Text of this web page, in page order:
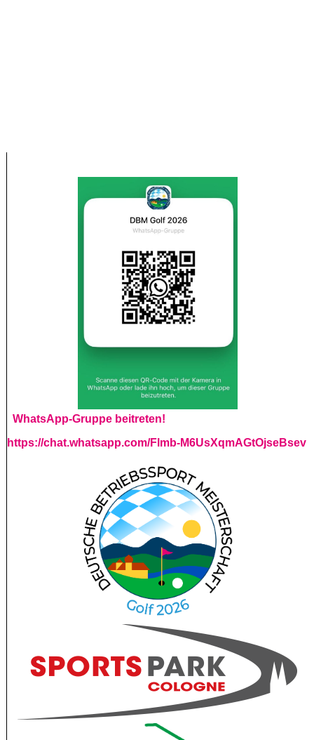
WhatsApp-Gruppe beitreten!
https://chat.whatsapp.com/Flmb-M6UsXqmAGtOjseBsev